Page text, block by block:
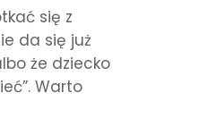
się z
da się już
że dziecko
Warto